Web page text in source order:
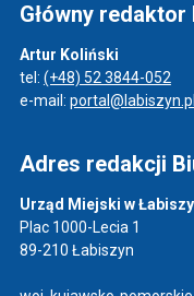
Główny redaktor
Artur Koliński
tel: (+48) 52 3844-052
e-mail: portal@labiszyn.pl
Adres redakcji
Urząd Miejski w
Plac 1000-Lecia 1
89-210 Łabiszyn